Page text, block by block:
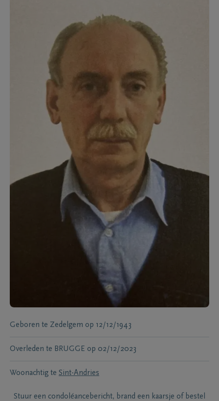
Geboren te Zedelgem op 12/12/1943
Overleden te BRUGGE op 02/12/2023
Woonachtig te Sint-Andries
Stuur een condoléancebericht, brand een kaarsje of bestel